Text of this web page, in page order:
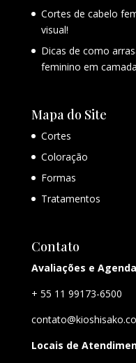
Cortes de cabelo
visual!
Dicas de como
feminino em
Mapa do Site
Cortes
Coloração
Formas
Tratamentos
Contato
Avaliações e
+ 55 11 99173-6500
Locais de